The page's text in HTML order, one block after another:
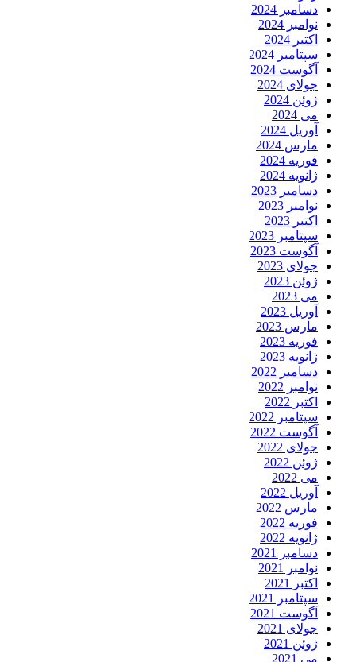
2024
2024
2024
2024
2024
2024
2024
2024
2024
2024
2024
2023
2023
2023
2023
2023
2023
2023
2023
2023
2023
2023
2022
2022
2022
2022
2022
2022
2022
2022
2022
2022
2022
2021
2021
2021
2021
2021
2021
2021